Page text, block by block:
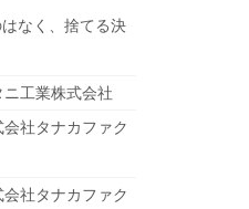
なく、捨てる決
工業株式会社
社タナカファク
社タナカファク